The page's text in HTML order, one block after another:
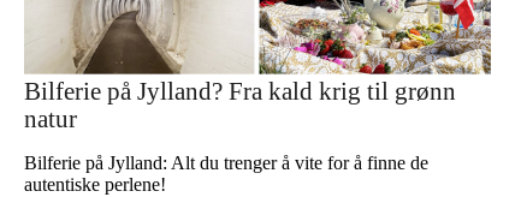
Bilferie på Jylland? Fra kald krig til grønn
natur
Bilferie på Jylland: Alt du trenger å vite for å finne de
autentiske perlene!